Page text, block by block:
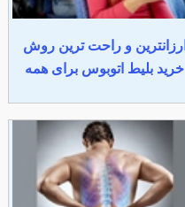
ارزانترین و راحت ترین روش
خرید بلیط اتوبوس برای همه